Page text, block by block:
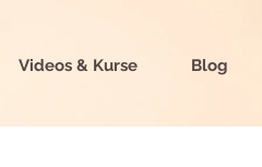
Videos & Kurse Blog